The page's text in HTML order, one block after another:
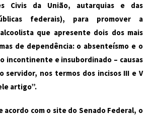
Civis da União, autarquias e das
federais), para promover a
que apresente dois dos mais
de dependência: o absenteísmo e o
incontinente e insubordinado – causas
servidor, nos termos dos incisos III e V
artigo”.
acordo com o site do Senado Federal, o